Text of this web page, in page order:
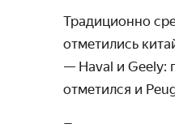
Традиционно
отметились
— Haval и Geely:
отметился и